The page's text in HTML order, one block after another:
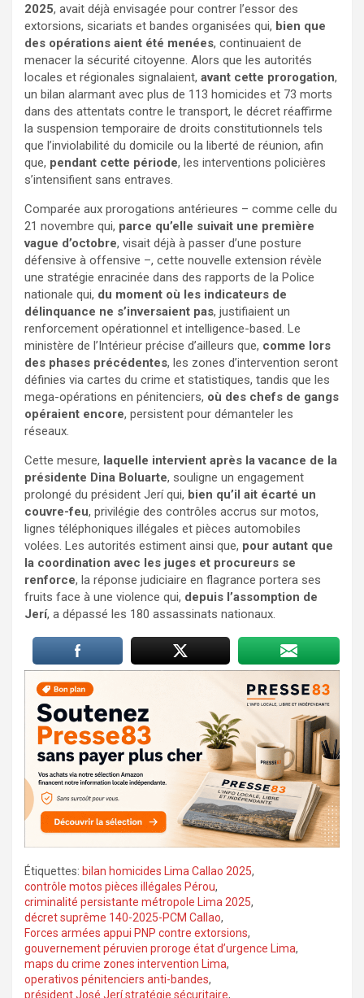
2025, avait déjà envisagée pour contrer l’essor des
extorsions, sicariats et bandes organisées qui, bien que
des opérations aient été menées, continuaient de
menacer la sécurité citoyenne. Alors que les autorités
locales et régionales signalaient, avant cette prorogation,
un bilan alarmant avec plus de 113 homicides et 73 morts
dans des attentats contre le transport, le décret réaffirme
la suspension temporaire de droits constitutionnels tels
que l’inviolabilité du domicile ou la liberté de réunion, afin
que, pendant cette période, les interventions policières
s’intensifient sans entraves.
Comparée aux prorogations antérieures – comme celle du
21 novembre qui, parce qu’elle suivait une première
vague d’octobre, visait déjà à passer d’une posture
défensive à offensive –, cette nouvelle extension révèle
une stratégie enracinée dans des rapports de la Police
nationale qui, du moment où les indicateurs de
délinquance ne s’inversaient pas, justifiaient un
renforcement opérationnel et intelligence-based. Le
ministère de l’Intérieur précise d’ailleurs que, comme lors
des phases précédentes, les zones d’intervention seront
définies via cartes du crime et statistiques, tandis que les
mega-opérations en pénitenciers, où des chefs de gangs
opéraient encore, persistent pour démanteler les
réseaux.
Cette mesure, laquelle intervient après la vacance de la
présidente Dina Boluarte, souligne un engagement
prolongé du président Jerí qui, bien qu’il ait écarté un
couvre-feu, privilégie des contrôles accrus sur motos,
lignes téléphoniques illégales et pièces automobiles
volées. Les autorités estiment ainsi que, pour autant que
la coordination avec les juges et procureurs se
renforce, la réponse judiciaire en flagrance portera ses
fruits face à une violence qui, depuis l’assomption de
Jerí, a dépassé les 180 assassinats nationaux.
Étiquettes: bilan homicides Lima Callao 2025,
contrôle motos pièces illégales Pérou,
criminalité persistante métropole Lima 2025,
décret suprême 140-2025-PCM Callao,
Forces armées appui PNP contre extorsions,
gouvernement péruvien proroge état d’urgence Lima,
maps du crime zones intervention Lima,
operativos pénitenciers anti-bandes,
président José Jerí stratégie sécuritaire,